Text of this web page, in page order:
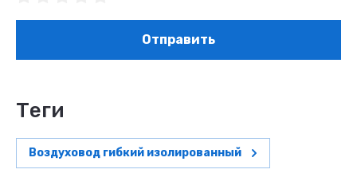
Отправить
теги
Воздуховод гибкий изолированный